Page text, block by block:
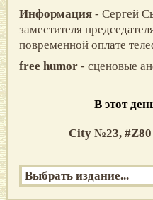
Информация - Сеpгей
заместителя
повременной оплате
free humor - сценовые
В этот
City №23,